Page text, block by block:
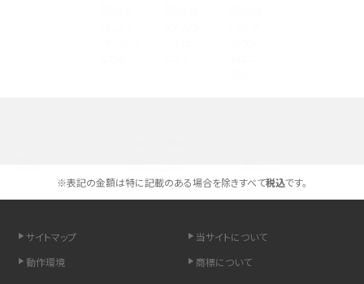
LINEの通知がこない時の原因と対処法9選！設定の確認手順も解説
※表記の金額は特に記載のある場合を除きすべて税込です。
サイトマップ
当サイトについて
動作環境
商標について